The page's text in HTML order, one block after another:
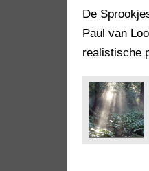
De
Paul van
realistische